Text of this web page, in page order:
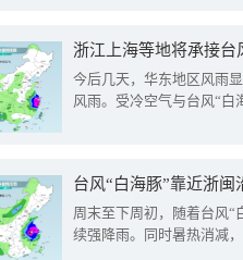
浙江上海等地将承接台
今后几天，华东地区风雨
风雨。受冷空气与台风“白
台风“白海豚”靠近浙
周末至下周初，随着台风“
续强降雨。同时暑热消减